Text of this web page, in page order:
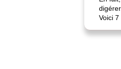
digérer.
Voici